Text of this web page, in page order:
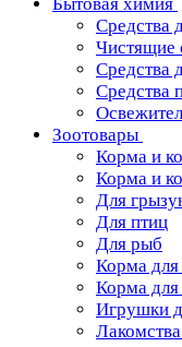
Средства
Чистящие
Средства
Средства
Зоотовары
Корма и
Корма и
Для
Для птиц
Для рыб
Корма
Корма для
Игрушки